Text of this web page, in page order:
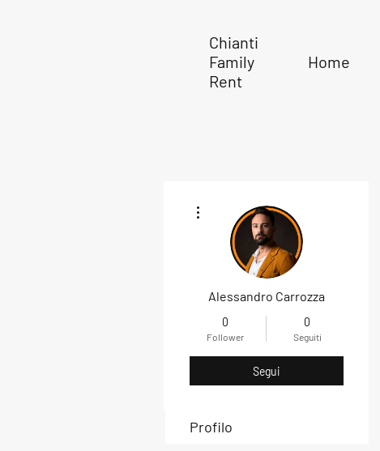
Chianti
Family
Rent
Home
Alessandro Carrozza
0
Follower
0
Seguiti
Segui
Profilo